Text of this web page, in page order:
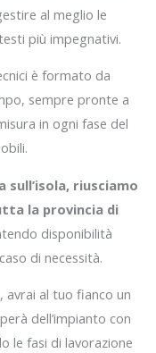
al meglio le
più impegnativi.
è formato da
sempre pronte a
in ogni fase del
riusciamo
la provincia di
disponibilità
di necessità.
avrai al tuo fianco un
dell’impianto con
le fasi di lavorazione